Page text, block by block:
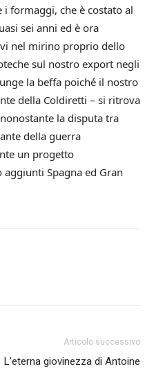
formaggi, che è costato al
sei anni ed è ora
nel mirino proprio dello
sul nostro export negli
la beffa poiché il nostro
della Coldiretti – si ritrova
la disputa tra
della guerra
un progetto
Spagna ed Gran
Articolo successivo
L’eterna giovinezza di Antoine